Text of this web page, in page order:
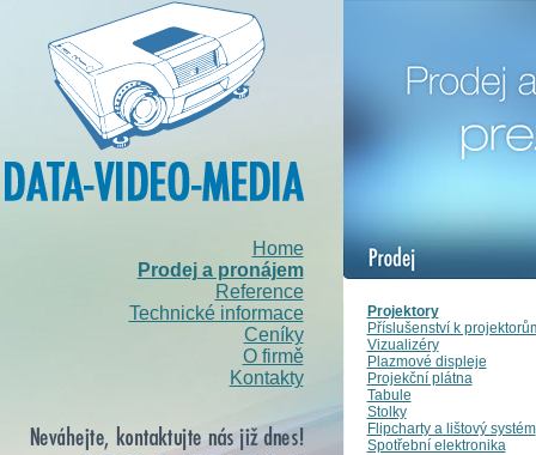
Home
Prodej a pronájem
Reference
Technické informace
Ceníky
O firmě
Kontakty
Projektory
Příslušenství k
Vizualizéry
Plazmové displeje
Projekční plátna
Tabule
Stolky
Flipcharty a lištový systém
Spotřební elektronika